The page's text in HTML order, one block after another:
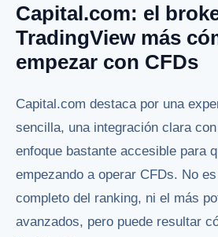
Capital.com: el
TradingView más
empezar con CFDs
Capital.com destaca por una
sencilla, una integración clara
enfoque bastante accesible para
empezando a operar CFDs. No
completo del ranking, ni el más
avanzados, pero puede resultar